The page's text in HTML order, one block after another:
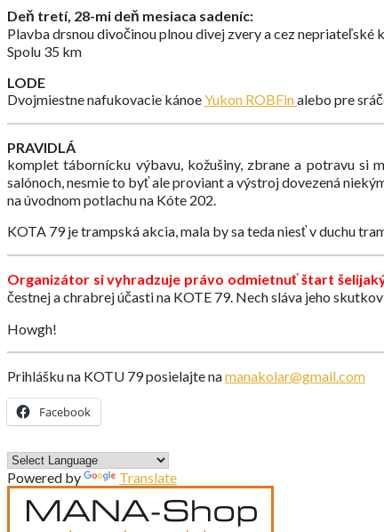
Deň tretí, 28-mi deň mesiaca sadeníc:
Plavba drsnou divočinou plnou divej zvery a cez
Spolu 35 km
LODE
Dvojmiestne nafukovacie kánoeYukon ROBFinalebo pre
PRAVIDLÁ
komplet tábornícku výbavu, kožušiny, zbrane a potravu si
salónoch, nesmie to byť ale proviant a výstroj dovezená
na úvodnom potlachu na Kóte 202.
KOTA 79 je trampská akcia, mala by sa teda niesť v duchu
Organizátor si vyhradzuje právo odmietnuť štart
čestnej a chrabrej účasti na KOTE 79. Nech sláva jeho
Howgh!
Prihlášku na KOTU 79 posielajte namanakolar@gmail.com
Facebook
Powered by Translate